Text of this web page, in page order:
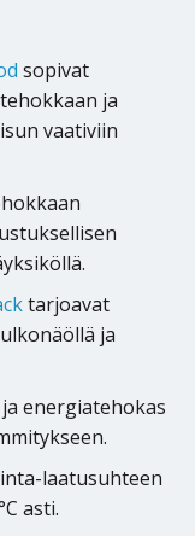
sopivat
ja
vaativiin
tarjoavat
ja
energiatehokas
laatusuhteen
asti.